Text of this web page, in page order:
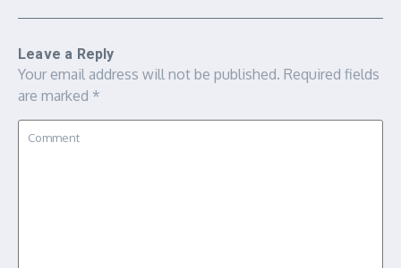
Leave a Reply
Your email address will not be published. Required fields
are marked *